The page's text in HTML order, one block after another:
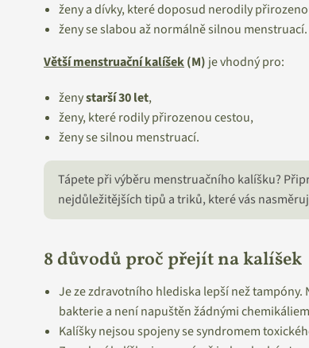
ženy a dívky, které doposud nerodily
ženy se slabou až normálně silnou menstruací.
Větší menstruační kalíšek(M) je vhodný pro:
ženystarší30 let,
ženy, které rodily přirozenou cestou,
ženy se silnou menstruací.
Tápete při výběru menstruačního kalíšku?
nejdůležitějších tipů a triků, které vás
8 důvodů proč přejít na kalíšek
Je ze zdravotního hlediska lepší než
bakterie a není napuštěn žádnými
Kalíšky nejsou spojeny se syndromem